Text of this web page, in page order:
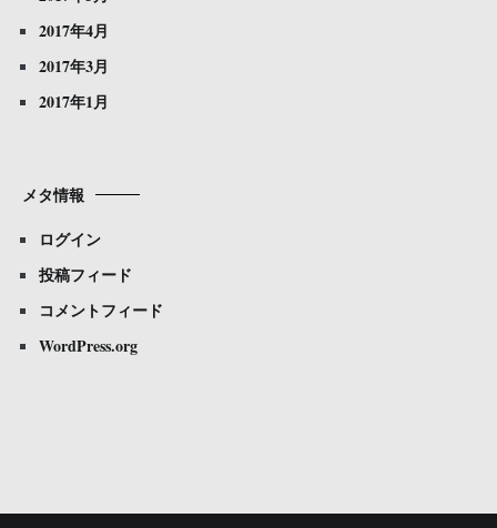
2017年4月
2017年3月
2017年1月
メタ情報
ログイン
投稿フィード
コメントフィード
WordPress.org